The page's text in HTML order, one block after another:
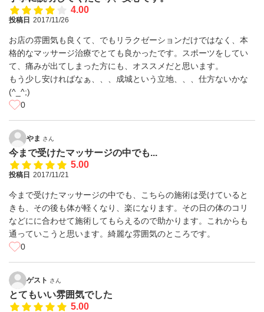
4.00
投稿日 2017/11/26
お店の雰囲気も良くて、でもリラクゼーションだけではなく、本
格的なマッサージ治療でとても良かったです。スポーツをしてい
て、痛みが出てしまった方にも、オススメだと思います。
もう少し安ければなぁ、、、成城という立地、、、仕方ないかな
(^_^;)
0
やま さん
今まで受けたマッサージの中でも...
5.00
投稿日 2017/11/21
今まで受けたマッサージの中でも、こちらの施術は受けていると
きも、その後も体が軽くなり、楽になります。その日の体のコリ
などにに合わせて施術してもらえるので助かります。これからも
通っていこうと思います。綺麗な雰囲気のところです。
0
ゲスト さん
とてもいい雰囲気でした
5.00